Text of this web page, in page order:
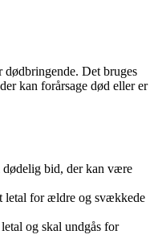
dødbringende. Det bruges
kan forårsage død eller er
dødelig bid, der kan være
letal for ældre og svækkede
og skal undgås for